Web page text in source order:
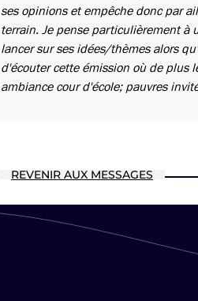
ses opinions et empêche donc par
terrain. Je pense particulièrement à
lancer sur ses idées/thèmes alors
d'écouter cette émission où de plus
ambiance cour d'école; pauvres
REVENIR AUX MESSAGES